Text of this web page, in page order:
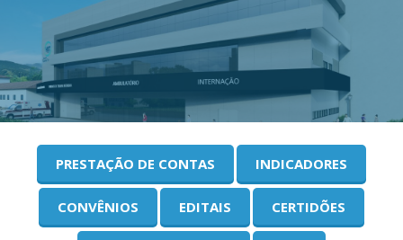
PRESTAÇÃO DE CONTAS INDICADORES
CONVÊNIOS EDITAIS CERTIDÕES